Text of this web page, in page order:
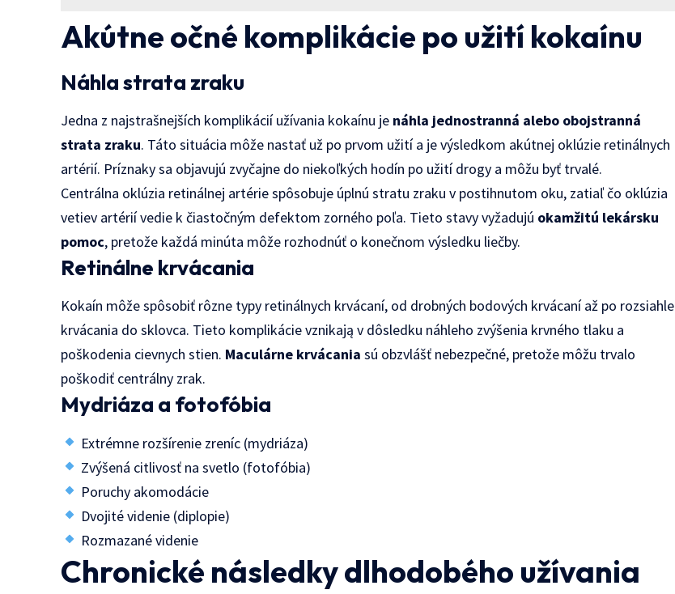
Akútne očné komplikácie po užití kokaínu
Náhla strata zraku
Jedna z najstrašnejších komplikácií užívania kokaínu je náhla jednostranná alebo obojstranná
strata zraku. Táto situácia môže nastať už po prvom užití a je výsledkom akútnej oklúzie retinálnych
artérií. Príznaky sa objavujú zvyčajne do niekoľkých hodín po užití drogy a môžu byť trvalé.
Centrálna oklúzia retinálnej artérie spôsobuje úplnú stratu zraku v postihnutom oku, zatiaľ čo oklúzia
vetiev artérií vedie k čiastočným defektom zorného poľa. Tieto stavy vyžadujú okamžitú lekársku
pomoc, pretože každá minúta môže rozhodnúť o konečnom výsledku liečby.
Retinálne krvácania
Kokaín môže spôsobiť rôzne typy retinálnych krvácaní, od drobných bodových krvácaní až po rozsiahle
krvácania do sklovca. Tieto komplikácie vznikają v dôsledku náhleho zvýšenia krvného tlaku a
poškodenia cievnych stien. Maculárne krvácania sú obzvlášť nebezpečné, pretože môžu trvalo
poškodiť centrálny zrak.
Mydriáza a fotofóbia
Extrémne rozšírenie zreníc (mydriáza)
Zvýšená citlivosť na svetlo (fotofóbia)
Poruchy akomodácie
Dvojité videnie (diplopie)
Rozmazané videnie
Chronické následky dlhodobého užívania